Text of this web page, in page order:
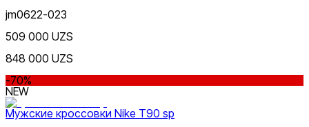
jm0622-023
509 000 UZS
848 000 UZS
-70%
NEW
Мужские кроссовки Nike T90 sp